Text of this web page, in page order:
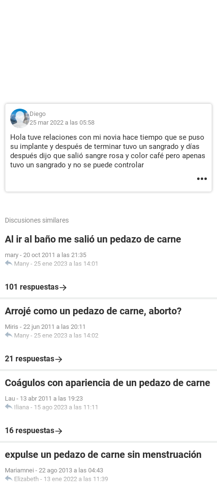
Diego
25 mar 2022 a las 05:58
Hola tuve relaciones con mi novia hace tiempo que se puso
su implante y después de terminar tuvo un sangrado y días
después dijo que salió sangre rosa y color café pero apenas
tuvo un sangrado y no se puede controlar
Discusiones similares
Al ir al baño me salió un pedazo de carne
mary - 20 oct 2011 a las 21:35
Many - 25 ene 2023 a las 14:01
101 respuestas
Arrojé como un pedazo de carne, aborto?
Miris - 22 jun 2011 a las 20:11
Many - 25 ene 2023 a las 14:02
21 respuestas
Coágulos con apariencia de un pedazo de carne
Lau - 13 abr 2011 a las 19:23
Iliana - 15 ago 2023 a las 11:11
16 respuestas
expulse un pedazo de carne sin menstruación
Mariamnei - 22 ago 2013 a las 04:43
Elizabeth - 13 ene 2022 a las 11:39